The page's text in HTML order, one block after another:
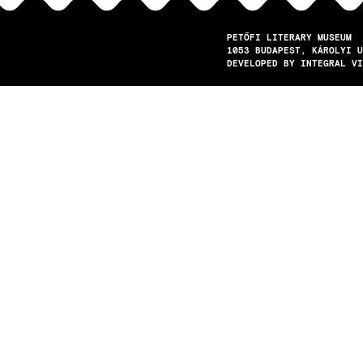
PETŐFI LITERARY MUSEUM
1053
BUDAPEST
KÁROLYI
DEVELOPED BY INTEGRAL